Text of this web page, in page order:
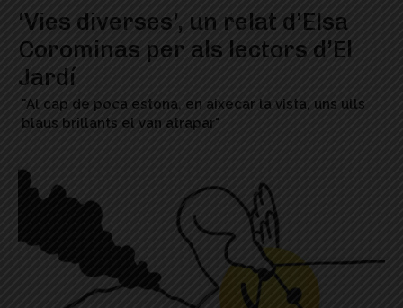
‘Vies diverses’, un relat d’Elsa
Corominas per als lectors d’El
Jardí
"Al cap de poca estona, en aixecar la vista, uns ulls
blaus brillants el van atrapar"